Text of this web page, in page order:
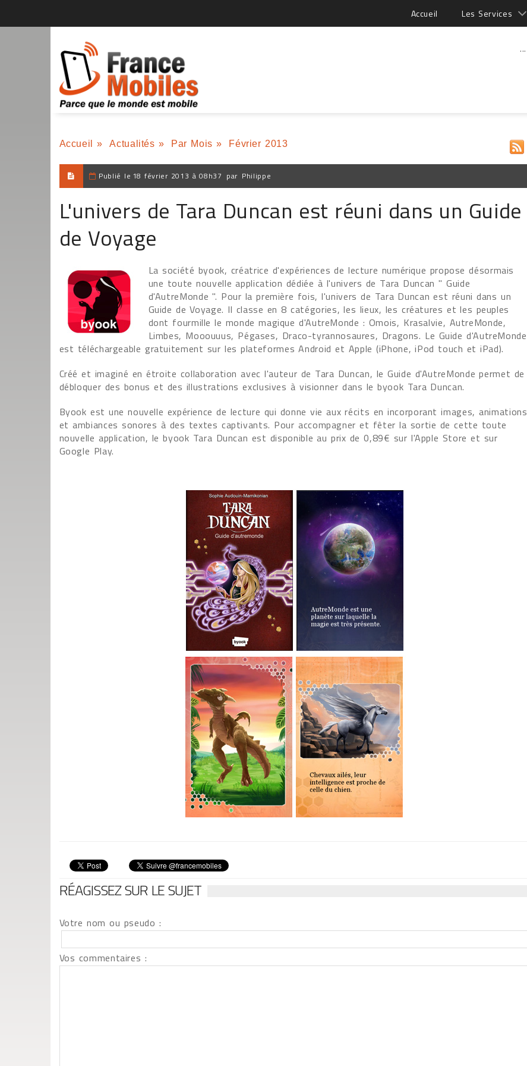
Accueil Les Services
...
Accueil » Actualités » Par Mois » Février 2013
Publié le 18 février 2013 à 08h37 par Philippe
L'univers de Tara Duncan est réuni dans un Guide
de Voyage
La société byook, créatrice d'expériences de lecture numérique propose désormais
une toute nouvelle application dédiée à l'univers de Tara Duncan " Guide
d'AutreMonde ". Pour la première fois, l'univers de Tara Duncan est réuni dans un
Guide de Voyage. Il classe en 8 catégories, les lieux, les créatures et les peuples
dont fourmille le monde magique d'AutreMonde : Omois, Krasalvie, AutreMonde,
Limbes, Mooouuus, Pégases, Draco-tyrannosaures, Dragons. Le Guide d'AutreMonde
est téléchargeable gratuitement sur les plateformes Android et Apple (iPhone, iPod touch et iPad).
Créé et imaginé en étroite collaboration avec l'auteur de Tara Duncan, le Guide d'AutreMonde permet de
débloquer des bonus et des illustrations exclusives à visionner dans le byook Tara Duncan.
Byook est une nouvelle expérience de lecture qui donne vie aux récits en incorporant images, animations
et ambiances sonores à des textes captivants. Pour accompagner et fêter la sortie de cette toute
nouvelle application, le byook Tara Duncan est disponible au prix de 0,89€ sur l'Apple Store et sur
Google Play.
RÉAGISSEZ SUR LE SUJET
Votre nom ou pseudo :
Vos commentaires :